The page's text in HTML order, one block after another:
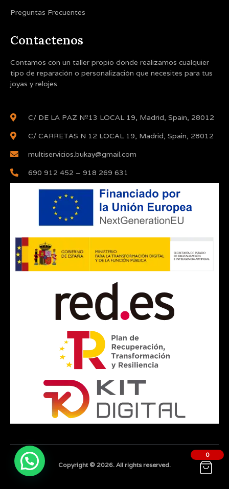
Preguntas Frecuentes
Contactenos
Contamos con un taller propio donde realizamos cualquier
tipo de reparación o personalización que necesites para tus
joyas y relojes
C/ DE LA PAZ Nº13 LOCAL 19, Madrid, Spain, 28012
C/ CARRETAS N 12 LOCAL 19, Madrid, Spain, 28012
multiservicios.bukay@gmail.com
690 912 452 – 918 269 631
Copyright © 2026. All rights reserved.
0